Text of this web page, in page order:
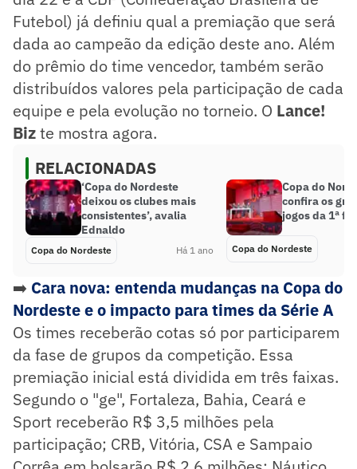
Futebol) já definiu qual a premiação que será
dada ao campeão da edição deste ano. Além
do prêmio do time vencedor, também serão
distribuídos valores pela participação de cada
equipe e pela evolução no torneio. O Lance!
Bizte mostra agora.
RELACIONADAS
‘Copa do Nordeste
deixou os clubes mais
consistentes’, avalia
Ednaldo
Copa do Nordeste Há 1 ano
Copa do
confira os
jogos da 1ª
Copa do Nordeste
➡️ Cara nova: entenda mudanças na Copa do
Nordeste e o impacto para times da Série A
Os times receberão cotas só por participarem
da fase de grupos da competição. Essa
premiação inicial está dividida em três faixas.
Segundo o "ge", Fortaleza, Bahia, Ceará e
Sport receberão R$ 3,5 milhões pela
participação; CRB, Vitória, CSA e Sampaio